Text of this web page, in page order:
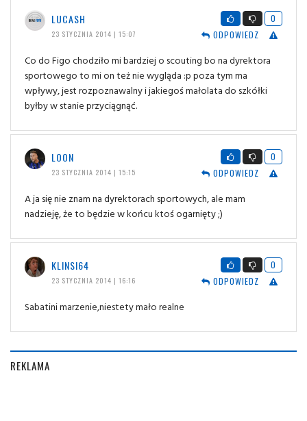
LUCASH
23 STYCZNIA 2014 | 15:07
0
ODPOWIEDZ
Co do Figo chodziło mi bardziej o scouting bo na dyrektora
sportowego to mi on też nie wygląda :p poza tym ma
wpływy, jest rozpoznawalny i jakiegoś małolata do szkółki
byłby w stanie przyciągnąć.
LOON
23 STYCZNIA 2014 | 15:15
0
ODPOWIEDZ
A ja się nie znam na dyrektorach sportowych, ale mam
nadzieję, że to będzie w końcu ktoś ogarnięty ;)
KLINSI64
23 STYCZNIA 2014 | 16:16
0
ODPOWIEDZ
Sabatini marzenie,niestety mało realne
REKLAMA